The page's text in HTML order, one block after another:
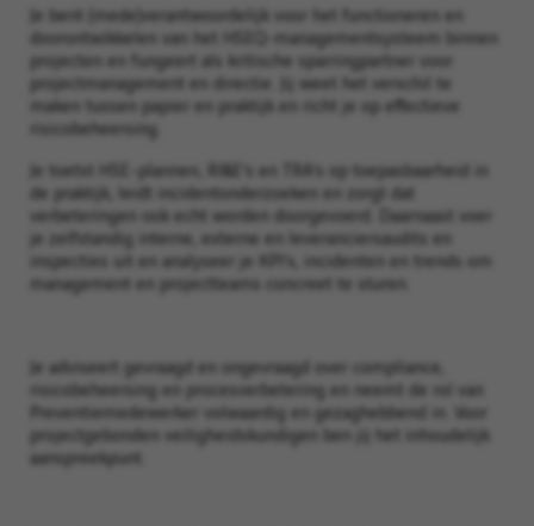
Je bent (mede)verantwoordelijk voor het functioneren en
doorontwikkelen van het HSEQ-managementsysteem binnen
projecten en fungeert als kritische sparringpartner voor
projectmanagement en directie. Jij weet het verschil te
maken tussen papier en praktijk en richt je op effectieve
risicobeheersing.
Je toetst HSE-plannen, RI&E’s en TRA’s op toepasbaarheid in
de praktijk, leidt incidentonderzoeken en zorgt dat
verbeteringen ook echt worden doorgevoerd. Daarnaast voer
je zelfstandig interne, externe en leveranciersaudits en
inspecties uit en analyseer je KPI’s, incidenten en trends om
management en projectteams concreet te sturen.
Je adviseert gevraagd en ongevraagd over compliance,
risicobeheersing en procesverbetering en neemt de rol van
Preventiemedewerker volwaardig en gezaghebbend in. Voor
projectgebonden veiligheidskundigen ben jij het inhoudelijk
aanspreekpunt.